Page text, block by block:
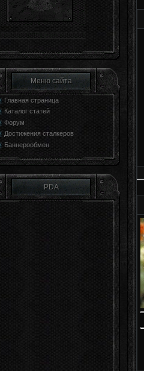
Меню сайта
Главная страница
Каталог статей
Форум
Достижения сталкеров
Баннерообмен
PDA